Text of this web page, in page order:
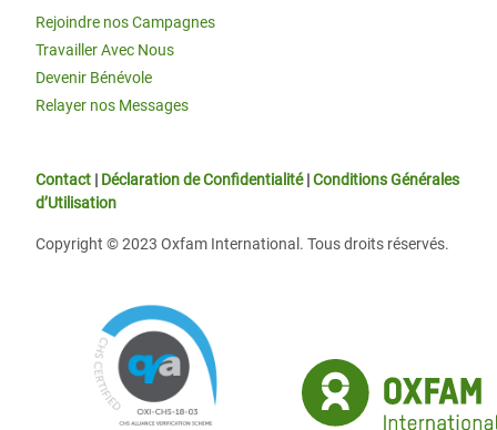
Rejoindre nos Campagnes
Travailler Avec Nous
Devenir Bénévole
Relayer nos Messages
Contact | Déclaration de Confidentialité|Conditions Générales
d’Utilisation
Copyright © 2023 Oxfam International. Tous droits réservés.